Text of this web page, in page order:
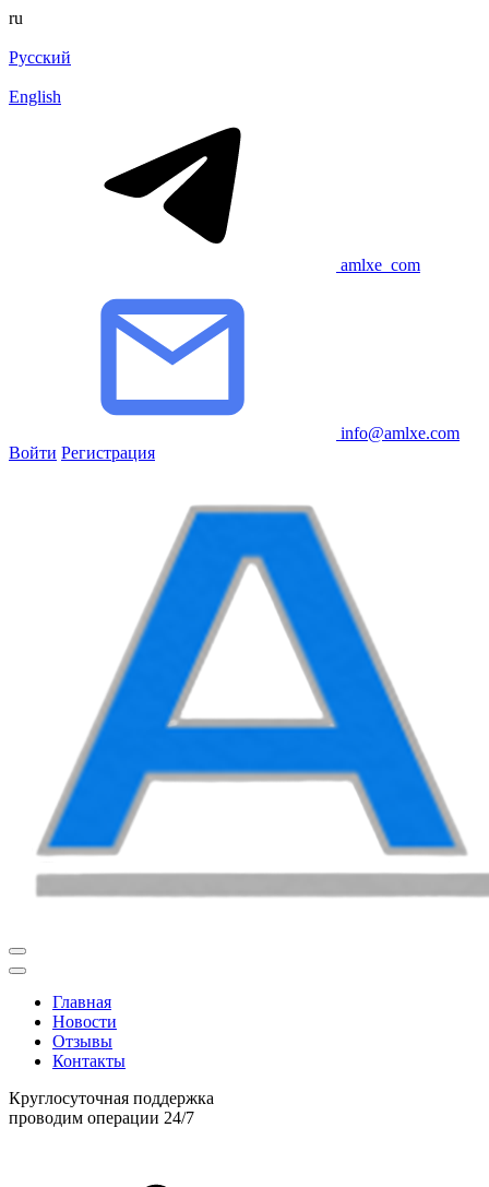
ru
Русский
English
amlxe_com
info@amlxe.com
Войти Регистрация
Главная
Новости
Отзывы
Контакты
Круглосуточная поддержка
проводим операции 24/7